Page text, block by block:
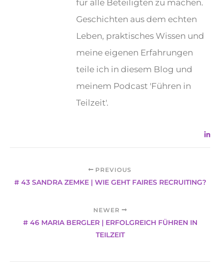
für alle Beteiligten zu machen.
Geschichten aus dem echten
Leben, praktisches Wissen und
meine eigenen Erfahrungen
teile ich in diesem Blog und
meinem Podcast 'Führen in
Teilzeit'.
PREVIOUS
# 43 SANDRA ZEMKE | WIE GEHT FAIRES RECRUITING?
NEWER
# 46 MARIA BERGLER | ERFOLGREICH FÜHREN IN
TEILZEIT